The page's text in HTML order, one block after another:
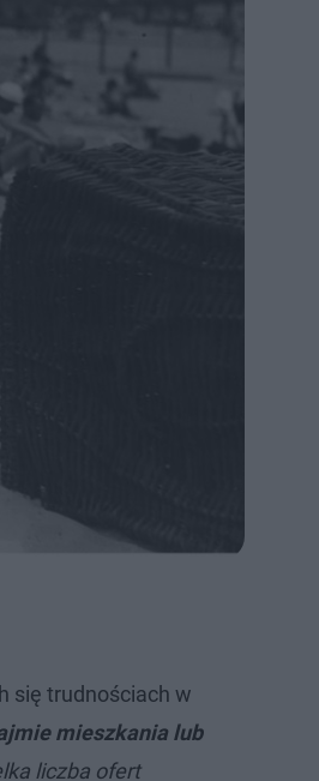
się trudnościach w
mieszkania lub
liczba ofert